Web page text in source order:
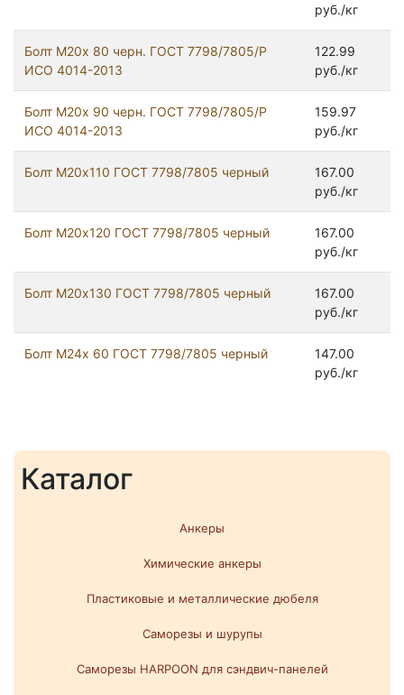
Каталог
Анкеры
Химические анкеры
Пластиковые и металлические дюбеля
Саморезы и шурупы
Саморезы HARPOON для сэндвич-панелей
руб./кг
Болт М20х 80 черн. ГОСТ 7798/7805/Р
ИСО 4014-2013
122.99
руб./кг
Болт М20х 90 черн. ГОСТ 7798/7805/Р
ИСО 4014-2013
159.97
руб./кг
Болт М20х110 ГОСТ 7798/7805 черный
167.00
руб./кг
Болт М20х120 ГОСТ 7798/7805 черный
167.00
руб./кг
Болт М20х130 ГОСТ 7798/7805 черный
167.00
руб./кг
Болт М24x 60 ГОСТ 7798/7805 черный
147.00
руб./кг